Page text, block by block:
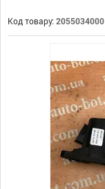
Код товару: 2055034000